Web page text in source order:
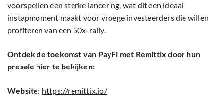
voorspellen een sterke lancering, wat dit een ideaal
instapmoment maakt voor vroege investeerders die willen
profiteren van een 50x-rally.
Ontdek de toekomst van PayFi met Remittix door hun
presale hier te bekijken:
Website: https://remittix.io/